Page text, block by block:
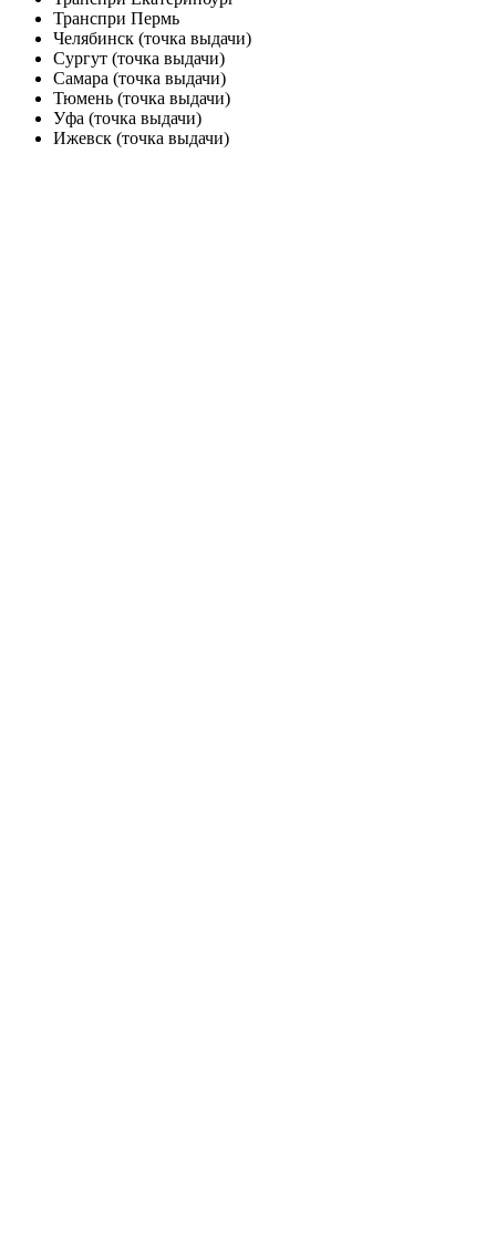
Транспри Пермь
Челябинск (точка выдачи)
Сургут (точка выдачи)
Самара (точка выдачи)
Тюмень (точка выдачи)
Уфа (точка выдачи)
Ижевск (точка выдачи)